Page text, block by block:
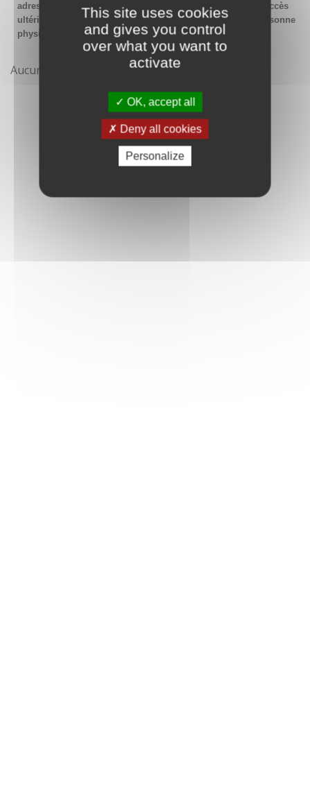
This site uses cookies
and gives you control
over what you want to
activate
OK, accept all
Deny all cookies
Personalize
adresse email générique de l'organisme afin de garantir l'accès
ultérieur au compte même en cas de changement de la personne
physique gestionnaire.
Aucune démarche pour le moment